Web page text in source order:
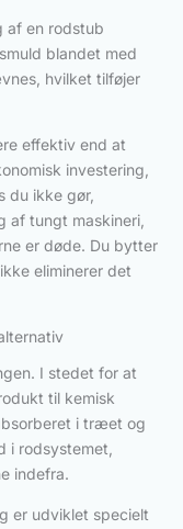
af en rodstub
blandet med
hvilket tilføjer
effektiv end at
investering,
du ikke gør,
af tungt maskineri,
er døde. Du bytter
eliminerer det
I stedet for at
til kemisk
i træet og
i rodsystemet,
indefra.
er udviklet specielt